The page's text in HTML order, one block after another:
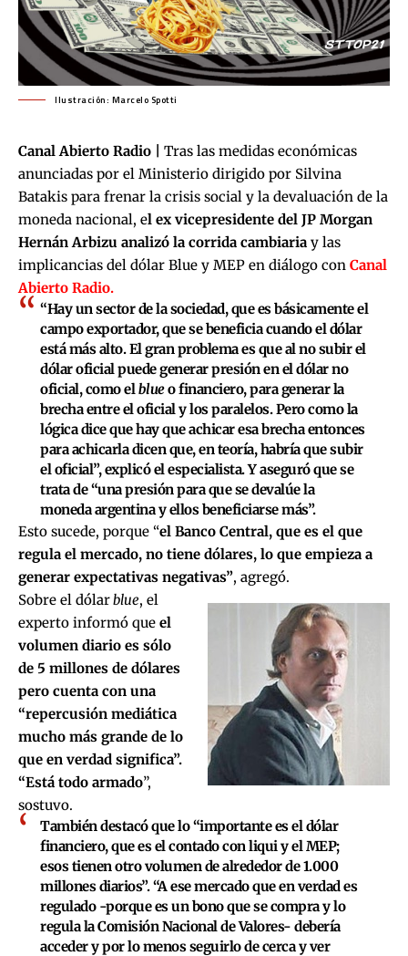
Ilustración: Marcelo Spotti
Canal Abierto Radio |
Tras las medidas económicas
anunciadas por el Ministerio dirigido por Silvina
Batakis para frenar la crisis social y la devaluación de la
moneda nacional, el ex vicepresidente del JP Morgan
Hernán Arbizu analizó la corrida cambiaria y las
implicancias del dólar Blue y MEP en diálogo con Canal
Abierto Radio.
“Hay un sector de la sociedad, que es básicamente el
campo exportador, que se beneficia cuando el dólar
está más alto. El gran problema es que al no subir el
dólar oficial puede generar presión en el dólar no
oficial, como elblueo financiero, para generar la
brecha entre el oficial y los paralelos. Pero como la
lógica dice que hay que achicar esa brecha entonces
para achicarla dicen que, en teoría, habría que subir
el oficial”, explicó el especialista. Y aseguró que se
trata de “una presión para que se devalúe la
moneda argentina y ellos beneficiarse más”.
Esto sucede, porque “el Banco Central, que es el que
regula el mercado, no tiene dólares, lo que empieza a
generar expectativas negativas”, agregó.
Sobre el dólarblue, el
experto informó que el
volumen diario es sólo
de 5 millones de dólares
pero cuenta con una
“repercusión mediática
mucho más grande de lo
que en verdad significa”.
“Está todo armado”,
sostuvo.
También destacó que lo “importante es el dólar
financiero, que es el contado con liqui y el MEP;
esos tienen otro volumen de alrededor de 1.000
millones diarios”. “A ese mercado que en verdad es
regulado -porque es un bono que se compra y lo
regula la Comisión Nacional de Valores- debería
acceder y por lo menos seguirlo de cerca y ver